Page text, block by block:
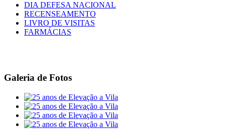
DIA DEFESA NACIONAL
RECENSEAMENTO
LIVRO DE VISITAS
FARMÁCIAS
Galeria de Fotos